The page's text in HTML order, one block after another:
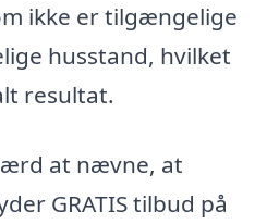
ikke er tilgængelige
husstand, hvilket
resultat.
at nævne, at
GRATIS tilbud på